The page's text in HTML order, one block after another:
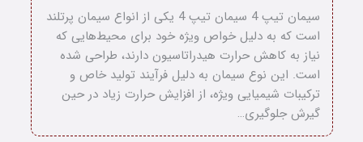
سیمان تیپ 4 سیمان تیپ 4 یکی از انواع سیمان پرتلند
است که به دلیل خواص ویژه خود برای محیط‌هایی که
نیاز به کاهش حرارت هیدراتاسیون دارند، طراحی شده
است. این نوع سیمان به دلیل فرآیند تولید خاص و
ترکیبات شیمیایی ویژه، از افزایش حرارت زیاد در حین
گیرش جلوگیری…